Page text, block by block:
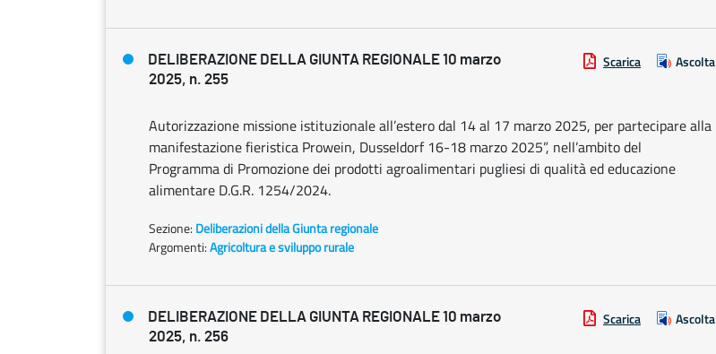
DELIBERAZIONE DELLA GIUNTA REGIONALE 10 marzo
2025, n. 255
Scarica Ascolta
Autorizzazione missione istituzionale all’estero dal 14 al 17 marzo 2025, per partecipare alla
manifestazione fieristica Prowein, Dusseldorf 16-18 marzo 2025”, nell’ambito del
Programma di Promozione dei prodotti agroalimentari pugliesi di qualità ed educazione
alimentare D.G.R. 1254/2024.
Sezione: Deliberazioni della Giunta regionale
Argomenti:Agricoltura e sviluppo rurale
DELIBERAZIONE DELLA GIUNTA REGIONALE 10 marzo
2025, n. 256
Scarica Ascolta